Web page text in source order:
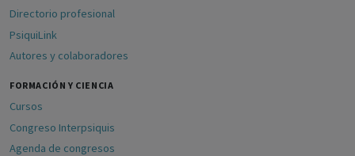
Directorio profesional
PsiquiLink
Autores y colaboradores
FORMACIÓN Y CIENCIA
Cursos
Congreso Interpsiquis
Agenda de congresos